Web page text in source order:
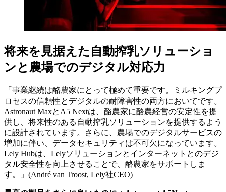
将来を見据えた自動搾乳ソリューショ
ンと農場でのデジタル対応力
「事業継続は酪農家にとって極めて重要です。ミルキングプ
ロセスの信頼性とデジタルの耐障害性の両方においてです。
Astronaut MaxとA5 Nextは、酪農家に酪農経営の安定性を提
供し、将来性のある自動搾乳ソリューションを提供するよう
に設計されています。さらに、農場でのデジタルサービスの
増加に伴い、データセキュリティは不可欠になっています。
Lely Hubは、Lelyソリューションとインターネットとのデジ
タル安全性を向上させることで、酪農家をサポートしま
す。」(André van Troost, Lely社CEO)